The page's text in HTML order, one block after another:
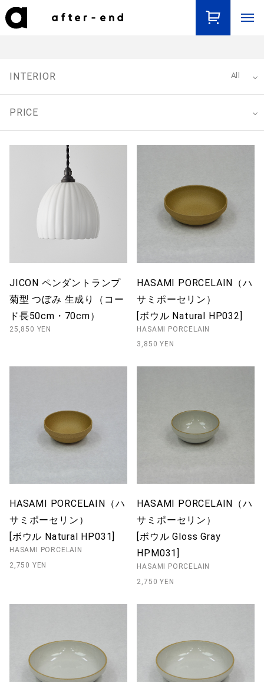
INTERIOR All
PRICE
JICON ペンダントランプ
菊型 つぼみ 生成り（コー
ド長50cm・70cm）
25,850 YEN
HASAMI PORCELAIN（ハ
サミポーセリン）
[ボウル Natural HP032]
HASAMI PORCELAIN
3,850 YEN
HASAMI PORCELAIN（ハ
サミポーセリン）
[ボウル Natural HP031]
HASAMI PORCELAIN
2,750 YEN
HASAMI PORCELAIN（ハ
サミポーセリン）
[ボウル Gloss Gray
HPM031]
HASAMI PORCELAIN
2,750 YEN